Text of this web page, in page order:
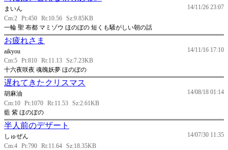
14/11/26 23:07
まいん
Cm:2 Pt:450 Rt:10.56 Sz:9.85KB
一輪 聖 布都 マミゾウ ほのぼの 短くも騒がしい朝の話
お疲れさま
14/11/16 17:10
aikyou
Cm:5 Pt:810 Rt:11.13 Sz:7.23KB
十六夜咲夜 魂魄妖夢 ほのぼの
遅れてきたクリスマス
14/08/18 01:14
胡麻油
Cm:10 Pt:1070 Rt:11.53 Sz:2.61KB
藍 紫 ほのぼの
半人前のデザート
14/07/30 11:35
しゅぜん
Cm:4 Pt:790 Rt:11.64 Sz:18.35KB